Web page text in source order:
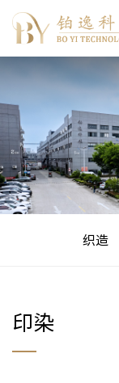
织造
印染